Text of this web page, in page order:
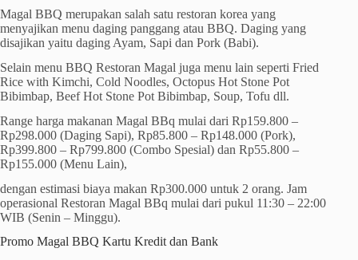
Magal BBQ merupakan salah satu restoran korea yang
menyajikan menu daging panggang atau BBQ. Daging yang
disajikan yaitu daging Ayam, Sapi dan Pork (Babi).
Selain menu BBQ Restoran Magal juga menu lain seperti Fried
Rice with Kimchi, Cold Noodles, Octopus Hot Stone Pot
Bibimbap, Beef Hot Stone Pot Bibimbap, Soup, Tofu dll.
Range harga makanan Magal BBq mulai dari Rp159.800 –
Rp298.000 (Daging Sapi), Rp85.800 – Rp148.000 (Pork),
Rp399.800 – Rp799.800 (Combo Spesial) dan Rp55.800 –
Rp155.000 (Menu Lain),
dengan estimasi biaya makan Rp300.000 untuk 2 orang. Jam
operasional Restoran Magal BBq mulai dari pukul 11:30 – 22:00
WIB (Senin – Minggu).
Promo Magal BBQ Kartu Kredit dan Bank